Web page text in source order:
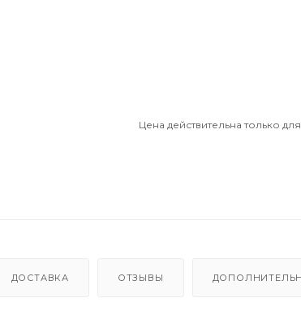
Цена действительна только
ДОСТАВКА ОТЗЫВЫ